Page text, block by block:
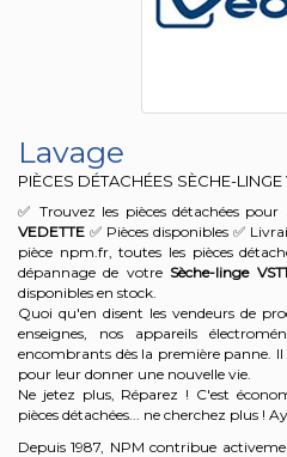
Lavage
PIÈCES DÉTACHÉES SÈCHE-LINGE
✅ Trouvez les pièces détachées pour
VEDETTE ✅ Pièces disponibles ✅
pièce npm.fr, toutes les pièces
dépannage de votre Sèche-linge
disponibles en stock.
Quoi qu'en disent les vendeurs de
enseignes, nos appareils
encombrants dès la première panne.
pour leur donner une nouvelle vie.
Ne jetez plus, Réparez ! C'est
pièces détachées... ne cherchez plus !
Depuis 1987, NPM contribue